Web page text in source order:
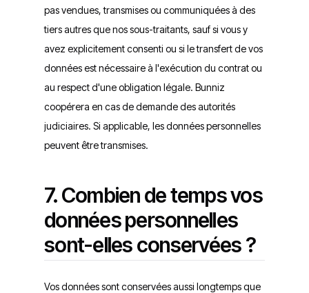
pas vendues, transmises ou communiquées à des
tiers autres que nos sous-traitants, sauf si vous y
avez explicitement consenti ou si le transfert de vos
données est nécessaire à l'exécution du contrat ou
au respect d'une obligation légale. Bunniz
coopérera en cas de demande des autorités
judiciaires. Si applicable, les données personnelles
peuvent être transmises.
7. Combien de temps vos
données personnelles
sont-elles conservées ?
Vos données sont conservées aussi longtemps que